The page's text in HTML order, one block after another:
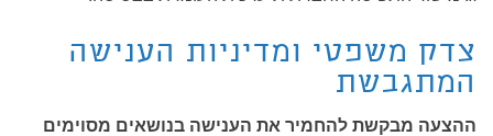
צדק משפטי ומדיניות הענישה
המתגבשת
ההצעה מבקשת להחמיר את הענישה בנושאים מסוימים